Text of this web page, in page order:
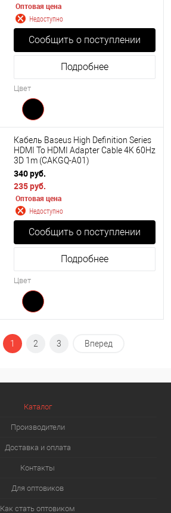
Оптовая цена
Недоступно
Сообщить о поступлении
Подробнее
Цвет
Кабель Baseus High Definition Series
HDMI To HDMI Adapter Cable 4K 60Hz
3D 1m (CAKGQ-A01)
340 руб.
235 руб.
Оптовая цена
Недоступно
Сообщить о поступлении
Подробнее
Цвет
1 2 3 Вперед
Каталог
Производители
Доставка и оплата
Контакты
Для оптовиков
Как стать оптовиком